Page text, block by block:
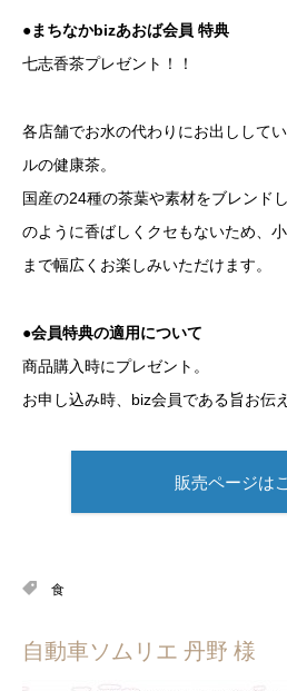
●まちなかbizあおば会員 特典
七志香茶プレゼント！！
各店舗でお水の代わりにお出しして
ルの健康茶。
国産の24種の茶葉や素材をブレンド
のように香ばしくクセもないため、
まで幅広くお楽しみいただけます。
●会員特典の適用について
商品購入時にプレゼント。
お申し込み時、biz会員である旨お伝
販売ページは
食
自動車ソムリエ 丹野 様